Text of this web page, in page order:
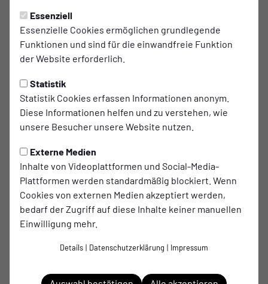
Essenziell
Essenzielle Cookies ermöglichen grundlegende
Funktionen und sind für die einwandfreie Funktion
der Website erforderlich.
Statistik
Statistik Cookies erfassen Informationen anonym.
Diese Informationen helfen und zu verstehen, wie
unsere Besucher unsere Website nutzen.
Externe Medien
Inhalte von Videoplattformen und Social-Media-
Plattformen werden standardmäßig blockiert. Wenn
Cookies von externen Medien akzeptiert werden,
bedarf der Zugriff auf diese Inhalte keiner manuellen
Einwilligung mehr.
Details | Datenschutzerklärung | Impressum
traumhaften Blick in die Natur rund um den Golfplatz
und der Wasserburg.
zur Website
Schloß 3
464419 Isselburg